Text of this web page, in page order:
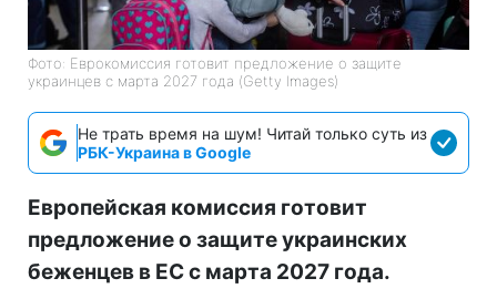
Фото: Еврокомиссия готовит предложение о защите
украинцев с марта 2027 года (Getty Images)
Не трать время на шум! Читай только суть из
РБК-Украина в Google
Европейская комиссия готовит
предложение о защите украинских
беженцев в ЕС с марта 2027 года.